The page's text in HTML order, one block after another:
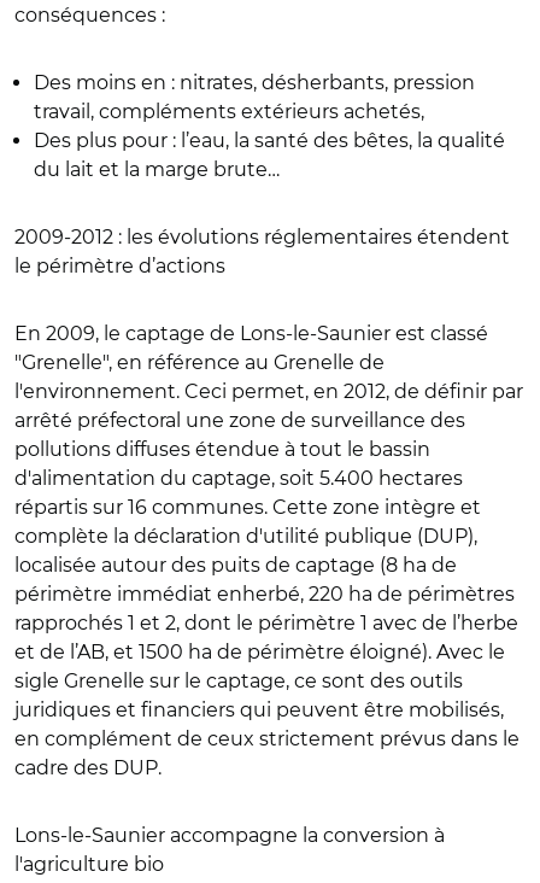
conséquences :
Des moins en : nitrates, désherbants, pression
travail, compléments extérieurs achetés,
Des plus pour : l’eau, la santé des bêtes, la qualité
du lait et la marge brute…
2009-2012 : les évolutions réglementaires étendent
le périmètre d’actions
En 2009, le captage de Lons-le-Saunier est classé
"Grenelle", en référence au Grenelle de
l'environnement. Ceci permet, en 2012, de définir par
arrêté préfectoral une zone de surveillance des
pollutions diffuses étendue à tout le bassin
d'alimentation du captage, soit 5.400 hectares
répartis sur 16 communes. Cette zone intègre et
complète la déclaration d'utilité publique (DUP),
localisée autour des puits de captage (8 ha de
périmètre immédiat enherbé, 220 ha de périmètres
rapprochés 1 et 2, dont le périmètre 1 avec de l’herbe
et de l’AB, et 1500 ha de périmètre éloigné). Avec le
sigle Grenelle sur le captage, ce sont des outils
juridiques et financiers qui peuvent être mobilisés,
en complément de ceux strictement prévus dans le
cadre des DUP.
Lons-le-Saunier accompagne la conversion à
l'agriculture bio